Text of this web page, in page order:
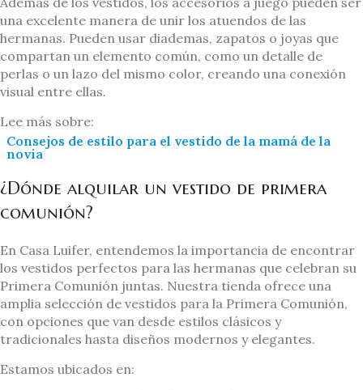
una excelente manera de unir los atuendos de las
hermanas. Pueden usar diademas, zapatos o joyas que
compartan un elemento común, como un detalle de
perlas o un lazo del mismo color, creando una conexión
visual entre ellas.
Lee más sobre:
Consejos de estilo para el vestido de la mamá de la
novia
¿Dónde alquilar un vestido de primera
comunión?
En Casa Luifer, entendemos la importancia de encontrar
los vestidos perfectos para las hermanas que celebran su
Primera Comunión juntas. Nuestra tienda ofrece una
amplia selección de vestidos para la Primera Comunión,
con opciones que van desde estilos clásicos y
tradicionales hasta diseños modernos y elegantes.
Estamos ubicados en: